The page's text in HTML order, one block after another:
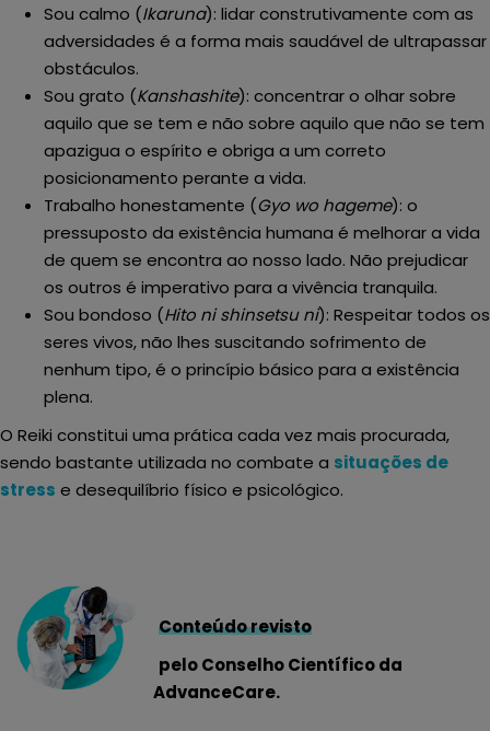
Sou calmo (Ikaruna): lidar construtivamente com as
adversidades é a forma mais saudável de ultrapassar
obstáculos.
Sou grato (Kanshashite): concentrar o olhar sobre
aquilo que se tem e não sobre aquilo que não se tem
apazigua o espírito e obriga a um correto
posicionamento perante a vida.
Trabalho honestamente (Gyo wo hageme): o
pressuposto da existência humana é melhorar a vida
de quem se encontra ao nosso lado. Não prejudicar
os outros é imperativo para a vivência tranquila.
Sou bondoso (Hito ni shinsetsu ni): Respeitar todos os
seres vivos, não lhes suscitando sofrimento de
nenhum tipo, é o princípio básico para a existência
plena.
O Reiki constitui uma prática cada vez mais procurada,
sendo bastante utilizada no combate a situações de
stress e desequilíbrio físico e psicológico.
Conteúdo revisto
pelo Conselho Científico da
AdvanceCare.